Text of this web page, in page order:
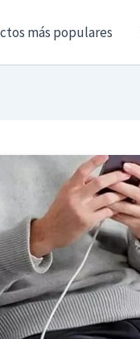
más populares